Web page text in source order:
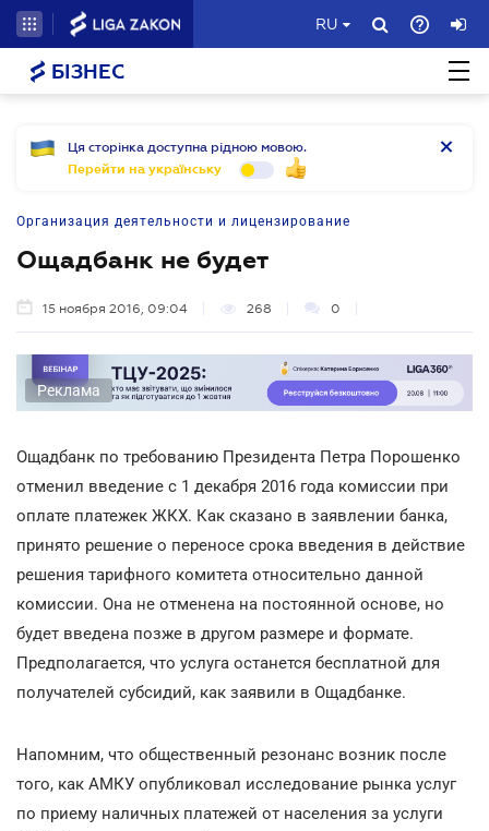
RU
БІЗНЕС
Ця сторінка доступна рідною мовою.
Перейти на українську
Организация деятельности и лицензирование
Ощадбанк не будет
15 ноября 2016, 09:04 268 0
Реклама
Ощадбанк по требованию Президента Петра Порошенко
отменил введение с 1 декабря 2016 года комиссии при
оплате платежек ЖКХ. Как сказано в заявлении банка,
принято решение о переносе срока введения в действие
решения тарифного комитета относительно данной
комиссии. Она не отменена на постоянной основе, но
будет введена позже в другом размере и формате.
Предполагается, что услуга останется бесплатной для
получателей субсидий, как заявили в Ощадбанке.
Напомним, что общественный резонанс возник после
того, как АМКУ опубликовал исследование рынка услуг
по приему наличных платежей от населения за услуги